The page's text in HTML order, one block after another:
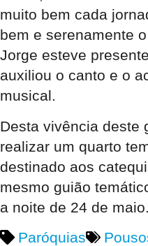
muito bem cada
bem e serenamente
Jorge esteve
auxiliou o canto e o
musical.
Desta vivência deste
realizar um quarto
destinado aos
mesmo guião
a noite de 24 de maio.
Paróquias